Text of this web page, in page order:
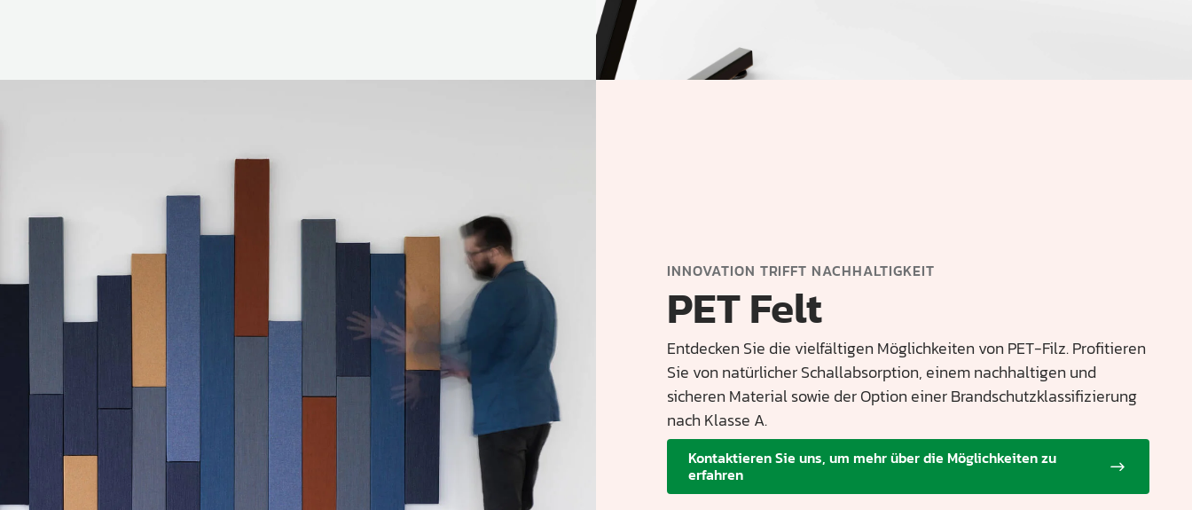
INNOVATION TRIFFT NACHHALTIGKEIT
PET Felt
Entdecken Sie die vielfältigen Möglichkeiten von PET-Filz. Profitieren
Sie von natürlicher Schallabsorption, einem nachhaltigen und
sicheren Material sowie der Option einer Brandschutzklassifizierung
nach Klasse A.
Kontaktieren Sie uns, um mehr über die Möglichkeiten zu
erfahren